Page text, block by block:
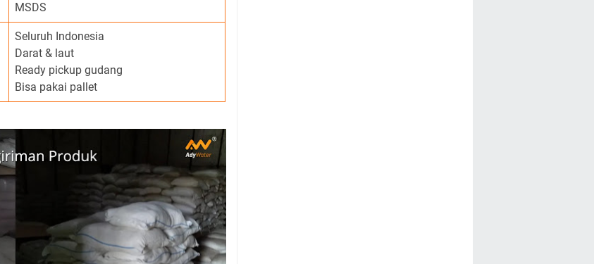
MSDS
Seluruh Indonesia
Darat & laut
Ready pickup gudang
Bisa pakai pallet